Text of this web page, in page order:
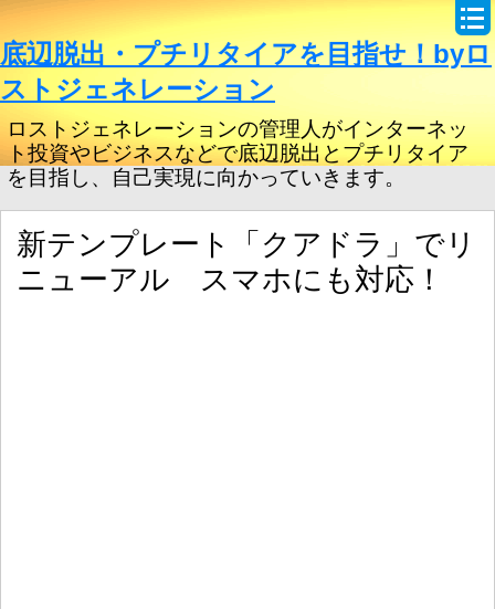
底辺脱出・プチリタイアを目指せ！byロ
ストジェネレーション
ロストジェネレーションの管理人がインターネッ
ト投資やビジネスなどで底辺脱出とプチリタイア
を目指し、自己実現に向かっていきます。
新テンプレート「クアドラ」でリ
ニューアル スマホにも対応！